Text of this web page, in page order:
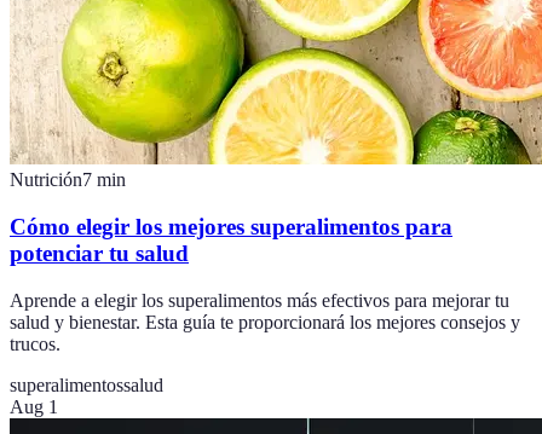
Nutrición7 min
Cómo elegir los mejores superalimentos para
potenciar tu salud
Aprende a elegir los superalimentos más efectivos para mejorar tu
salud y bienestar. Esta guía te proporcionará los mejores consejos y
trucos.
superalimentossalud
Aug 1